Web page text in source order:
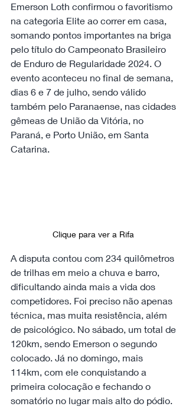
Emerson Loth confirmou o favoritismo
na categoria Elite ao correr em casa,
somando pontos importantes na briga
pelo título do Campeonato Brasileiro
de Enduro de Regularidade 2024. O
evento aconteceu no final de semana,
dias 6 e 7 de julho, sendo válido
também pelo Paranaense, nas cidades
gêmeas de União da Vitória, no
Paraná, e Porto União, em Santa
Catarina.
Clique para ver a Rifa
A disputa contou com 234 quilômetros
de trilhas em meio a chuva e barro,
dificultando ainda mais a vida dos
competidores. Foi preciso não apenas
técnica, mas muita resistência, além
de psicológico. No sábado, um total de
120km, sendo Emerson o segundo
colocado. Já no domingo, mais
114km, com ele conquistando a
primeira colocação e fechando o
somatório no lugar mais alto do pódio.